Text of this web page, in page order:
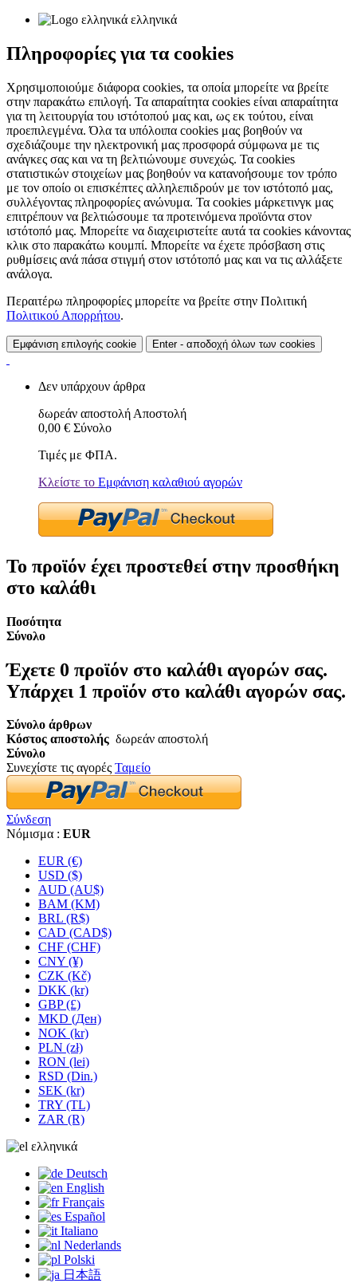
ελληνικά
Πληροφορίες για τα cookies
Χρησιμοποιούμε διάφορα cookies, τα οποία μπορείτε να βρείτε
στην παρακάτω επιλογή. Τα απαραίτητα cookies είναι απαραίτητα
για τη λειτουργία του ιστότοπού μας και, ως εκ τούτου, είναι
προεπιλεγμένα. Όλα τα υπόλοιπα cookies μας βοηθούν να
σχεδιάζουμε την ηλεκτρονική μας προσφορά σύμφωνα με τις
ανάγκες σας και να τη βελτιώνουμε συνεχώς. Τα cookies
στατιστικών στοιχείων μας βοηθούν να κατανοήσουμε τον τρόπο
με τον οποίο οι επισκέπτες αλληλεπιδρούν με τον ιστότοπό μας,
συλλέγοντας πληροφορίες ανώνυμα. Τα cookies μάρκετινγκ μας
επιτρέπουν να βελτιώσουμε τα προτεινόμενα προϊόντα στον
ιστότοπό μας. Μπορείτε να διαχειριστείτε αυτά τα cookies κάνοντας
κλικ στο παρακάτω κουμπί. Μπορείτε να έχετε πρόσβαση στις
ρυθμίσεις ανά πάσα στιγμή στον ιστότοπό μας και να τις αλλάξετε
ανάλογα.
Περαιτέρω πληροφορίες μπορείτε να βρείτε στην Πολιτική
Πολιτικού Απορρήτου.
Εμφάνιση επιλογής cookie Enter - αποδοχή όλων των cookies
Δεν υπάρχουν άρθρα
δωρεάν αποστολή Αποστολή
0,00 € Σύνολο
Τιμές με ΦΠΑ.
Κλείστε το Εμφάνιση καλαθιού αγορών
Το προϊόν έχει προστεθεί στην προσθήκη
στο καλάθι
Ποσότητα
Σύνολο
Έχετε 0 προϊόν στο καλάθι αγορών σας.
Υπάρχει 1 προϊόν στο καλάθι αγορών σας.
Σύνολο άρθρων
Κόστος αποστολής δωρεάν αποστολή
Σύνολο
Συνεχίστε τις αγορές Ταμείο
Σύνδεση
Νόμισμα : EUR
EUR (€)
USD ($)
AUD (AU$)
BAM (KM)
BRL (R$)
CAD (CAD$)
CHF (CHF)
CNY (¥)
CZK (Kč)
DKK (kr)
GBP (£)
MKD (Ден)
NOK (kr)
PLN (zł)
RON (lei)
RSD (Din.)
SEK (kr)
TRY (TL)
ZAR (R)
ελληνικά
Deutsch
English
Français
Español
Italiano
Nederlands
Polski
日本語